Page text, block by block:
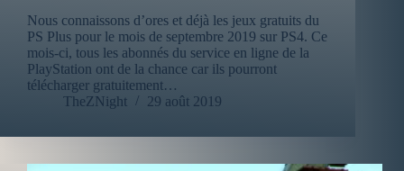
Nous connaissons d’ores et déjà les jeux gratuits du
PS Plus pour le mois de septembre 2019 sur PS4. Ce
mois-ci, tous les abonnés du service en ligne de la
PlayStation ont de la chance car ils pourront
télécharger gratuitement…
TheZNight
29 août 2019